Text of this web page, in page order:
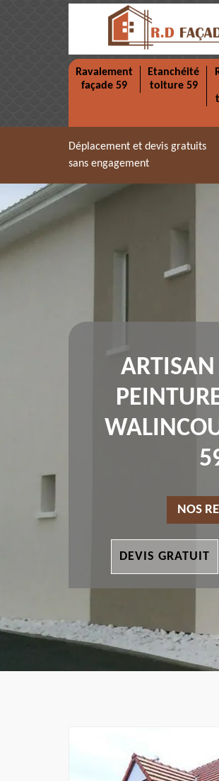
Ravalement
façade 59
Etanchéité
toiture 59
Déplacement et devis gratuits
sans engagement
ARTISAN
NOS
DEVIS GRATUIT